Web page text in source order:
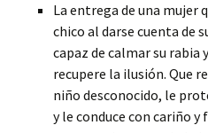
La entrega de una mujer
chico al darse cuenta de
capaz de calmar su rabia
recupere la ilusión. Que
niño desconocido, le
y le conduce con cariño y